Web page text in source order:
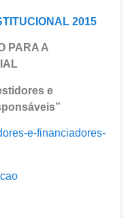
2015
PARA A
e
e-financiadores-